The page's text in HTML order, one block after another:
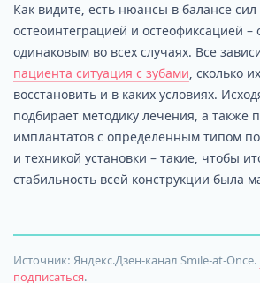
Как видите, есть нюансы в балансе
остеоинтеграцией и остеофиксацией –
одинаковым во всех случаях. Все
пациента ситуация с зубами, сколько
восстановить и в каких условиях.
подбирает методику лечения, а также
имплантатов с определенным типом
и техникой установки – такие, чтобы
стабильность всей конструкции была
Источник: Яндекс.Дзен-канал Smile-at-Once.
подписаться.